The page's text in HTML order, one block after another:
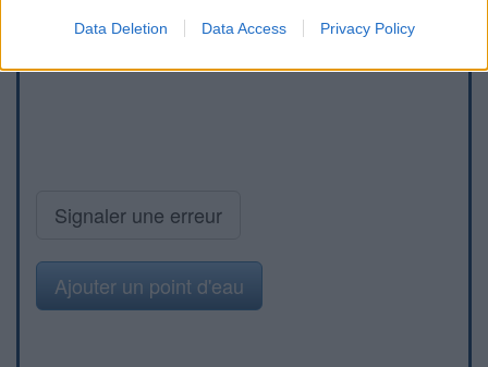
Data Deletion Data Access Privacy Policy
Signaler une erreur
Ajouter un point d'eau